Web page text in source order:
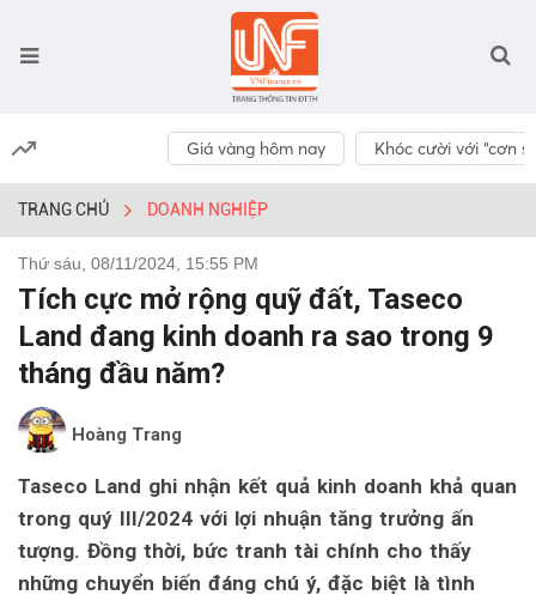
Giá vàng hôm nay Khóc cười với “cơn
TRANG CHỦ DOANH NGHIỆP
Thứ sáu, 08/11/2024, 15:55 PM
Tích cực mở rộng quỹ đất, Taseco
Land đang kinh doanh ra sao trong 9
tháng đầu năm?
Hoàng Trang
Taseco Land ghi nhận kết quả kinh doanh khả quan
trong quý III/2024 với lợi nhuận tăng trưởng ấn
tượng. Đồng thời, bức tranh tài chính cho thấy
những chuyển biến đáng chú ý, đặc biệt là tình